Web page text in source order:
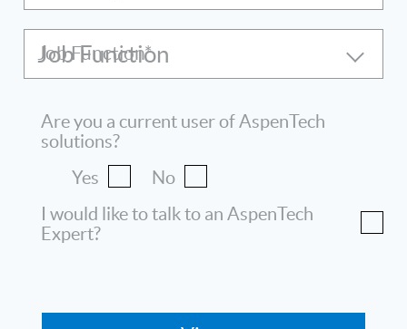
Job Function
Are you a current user of AspenTech
solutions?
Yes
No
I would like to talk to an AspenTech
Expert?